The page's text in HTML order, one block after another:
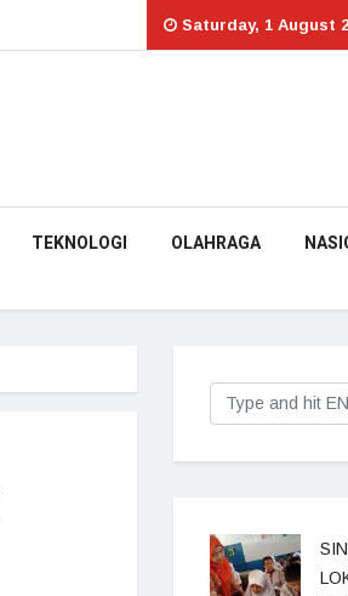
Saturday, 1 August
TEKNOLOGI OLAHRAGA